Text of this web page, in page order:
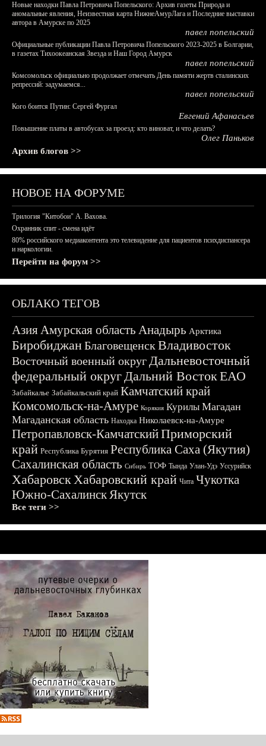
Новые находки Павла Петровича Попельского: Архив газеты Природа и
аномальные явления, Неизвестная карта НижнеАмурЛага и Последние выставки
автора в Амурске по 2025
павел попельский
Официальные публикации Павла Петровича Попельского 2023-2025 в Болгарии,
в газетах Тихоокеанская Звезда и Наш Город Амурск
павел попельский
Комсомольск официально продолжает отмечать День памяти жертв сталинских
репрессий: задумаемся...
павел попельский
Кого боится Путин: Сергей Фургал
Евгений Афанасьев
Повышение платы в автобусах за проезд: кто виноват, и что делать?
Олег Паньков
Архив блогов >>
НОВОЕ НА ФОРУМЕ
Трилогия "Китобои" А. Вахова.
Охранник спит - смена идёт
80% российского медиаконтента это телевидение для пациентов психдиспансера
и наркологии.
Перейти на форум >>
ОБЛАКО ТЕГОВ
АзияАмурская область Анадырь Арктика
БиробиджанБлаговещенскВладивосток
Восточный военный округДальневосточный
федеральный округДальний ВостокЕАО
Забайкалье Забайкальский край Камчатский край
Комсомольск-на-Амуре Корякия Курилы Магадан
Магаданская область Находка Николаевск-на-Амуре
Петропавловск-КамчатскийПриморский
край Республика Бурятия Республика Саха (Якутия)
Сахалинская область Сибирь ТОФ Тында Улан-Удэ Уссурийск
ХабаровскХабаровский край Чита Чукотка
Южно-СахалинскЯкутск
Все теги >>